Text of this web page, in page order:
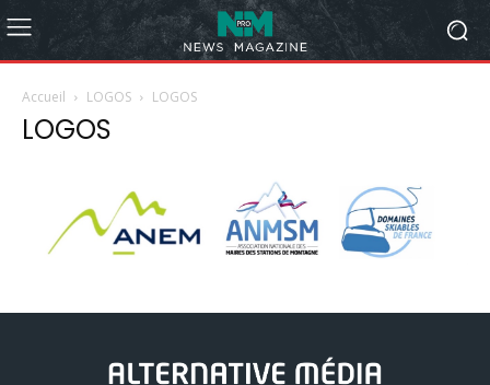
Accueil LOGOS LOGOS
LOGOS